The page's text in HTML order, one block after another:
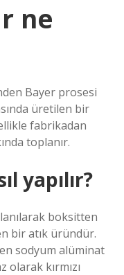
ne
Bayer prosesi
üretilen bir
fabrikadan
toplanır.
yapılır?
boksitten
bir atık üründür.
sodyum alüminat
kırmızı